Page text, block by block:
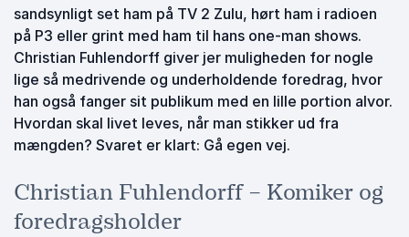
sandsynligt set ham på TV 2 Zulu, hørt ham i radioen
på P3 eller grint med ham til hans one-man shows.
Christian Fuhlendorff giver jer muligheden for nogle
lige så medrivende og underholdende foredrag, hvor
han også fanger sit publikum med en lille portion alvor.
Hvordan skal livet leves, når man stikker ud fra
mængden? Svaret er klart: Gå egen vej.
Christian Fuhlendorff – Komiker og
foredragsholder